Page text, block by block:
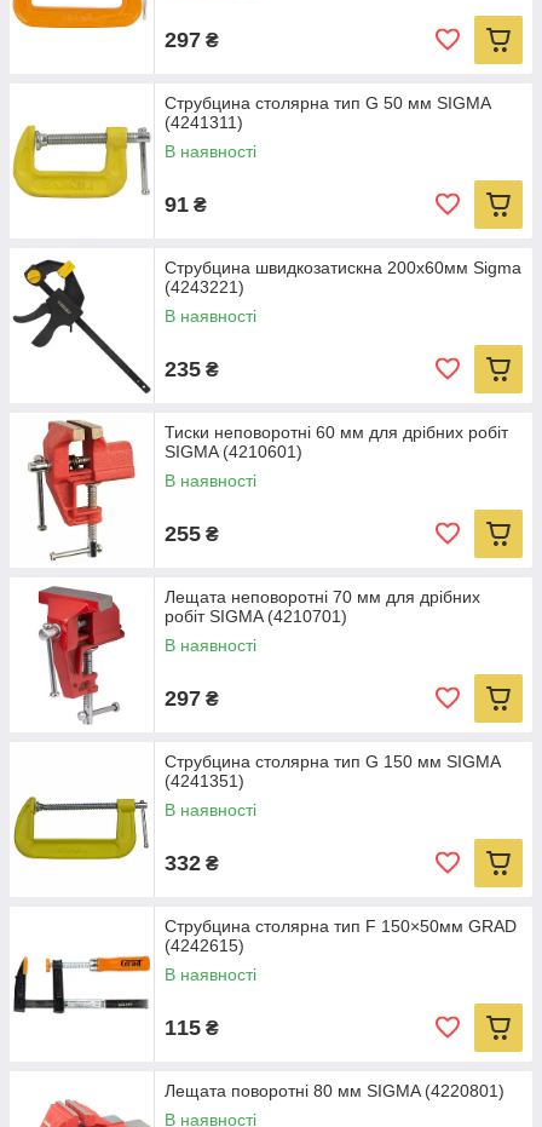
297 ₴
Струбцина столярна тип G 50 мм SIGMA
(4241311)
В наявності
91 ₴
Струбцина швидкозатискна 200х60мм Sigma
(4243221)
В наявності
235 ₴
Тиски неповоротні 60 мм для дрібних робіт
SIGMA (4210601)
В наявності
255 ₴
Лещата неповоротні 70 мм для дрібних
робіт SIGMA (4210701)
В наявності
297 ₴
Струбцина столярна тип G 150 мм SIGMA
(4241351)
В наявності
332 ₴
Струбцина столярна тип F 150×50мм GRAD
(4242615)
В наявності
115 ₴
Лещата поворотні 80 мм SIGMA (4220801)
В наявності